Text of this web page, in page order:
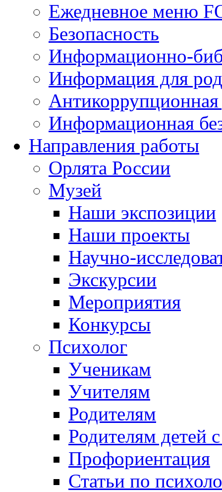
Ежедневное меню
Безопасность
Информационно-
Информация для
Антикоррупционная
Информационная
Направления работы
Орлята России
Музей
Наши экспозиции
Наши проекты
Научно-
Экскурсии
Мероприятия
Конкурсы
Психолог
Ученикам
Учителям
Родителям
Родителям детей
Профориентация
Статьи по